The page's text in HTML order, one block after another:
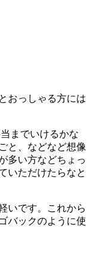
おっしゃる方には
までいけるかな
と、などなど想像
多い方などちょっ
いただけたらなと
いです。これから
バックのように使